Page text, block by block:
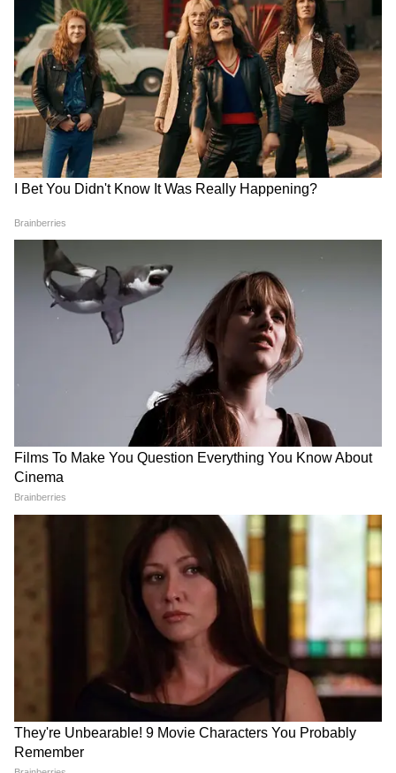
इंदौर में 44°C का खतरा, जानिए कहां होगी बारिश
Delhi Weather: दिल्ली वाले हो जाएं अलर्ट! बादल भी
नहीं देंगे राहत, हीटवेव की दस्तक
3
Image Credit :Getty
दिल्ली में आने वाले दिनों में कितना चढ़ेगा पारा?
IMD की रिपोर्ट के अनुसार 9 मई से दिल्ली में गर्मी और
ज्यादा खतरनाक रूप ले सकती है। 9 मई को अधिकतम
तापमान 38°C, जबकि 10 और 11 मई को 39°C तक
पहुंचने की संभावना है। लगातार साफ आसमान और तेज
धूप की वजह से राजधानी में हीट स्ट्रेस तेजी से बढ़ सकता
है। 11 और 12 मई को मौसम में हल्के बादल जरूर दिखाई
देंगे, लेकिन इससे गर्मी में बड़ी राहत मिलने की उम्मीद नहीं
है। ह्यूमिडिटी बढ़कर 40 से 45 प्रतिशत तक पहुंच सकती
है, जिससे उमस भी परेशान करेगी। मौसम विशेषज्ञों का
मानना है कि अगर तापमान इसी तरह बढ़ता रहा तो
दिल्ली-NCR में जल्द ही हीटवेव अलर्ट जारी किया जा
सकता है। ऐसे में लोगों को अगले 5 दिन बेहद सतर्क रहने
5